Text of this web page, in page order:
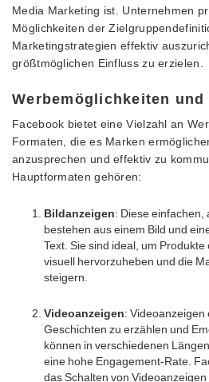
Media Marketing ist. Unternehmen
Möglichkeiten der
Marketingstrategien effektiv
größtmöglichen Einfluss zu erzielen.
Werbemöglichkeiten und
Facebook bietet eine Vielzahl an
Formaten, die es Marken
anzusprechen und effektiv zu
Hauptformaten gehören:
Bildanzeigen: Diese einfachen,
bestehen aus einem Bild und
Text. Sie sind ideal, um
visuell hervorzuheben und die
steigern.
Videoanzeigen: Videoanzeigen
Geschichten zu erzählen und
können in verschiedenen
eine hohe Engagement-Rate.
das Schalten von